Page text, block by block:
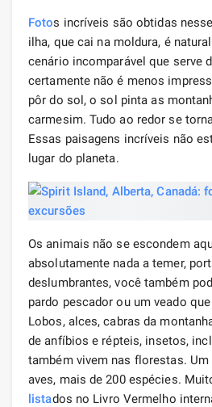
Fotos incríveis são obtidas
ilha, que cai na moldura, é
cenário incomparável que serve
certamente não é menos
pôr do sol, o sol pinta as
carmesim. Tudo ao redor se
Essas paisagens incríveis não
lugar do planeta.
Os animais não se escondem
absolutamente nada a temer,
deslumbrantes, você também
pardo pescador ou um veado
Lobos, alces, cabras da
de anfíbios e répteis, insetos,
também vivem nas florestas. Um
aves, mais de 200 espécies.
listados no Livro Vermelho